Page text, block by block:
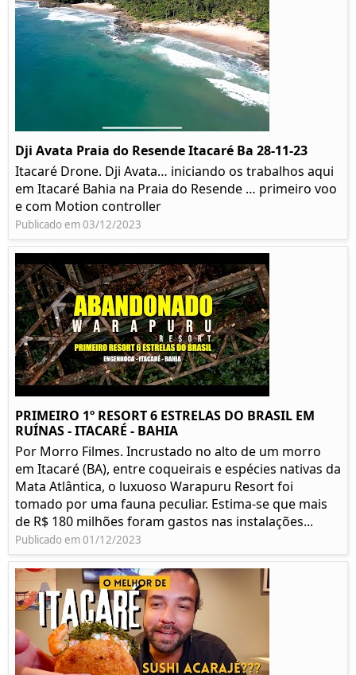
Dji Avata Praia do Resende Itacaré Ba 28-11-23
Itacaré Drone. Dji Avata… iniciando os trabalhos aqui
em Itacaré Bahia na Praia do Resende … primeiro voo
e com Motion controller
Publicado em 03/12/2023
PRIMEIRO 1º RESORT 6 ESTRELAS DO BRASIL EM
RUÍNAS - ITACARÉ - BAHIA
Por Morro Filmes. Incrustado no alto de um morro
em Itacaré (BA), entre coqueirais e espécies nativas da
Mata Atlântica, o luxuoso Warapuru Resort foi
tomado por uma fauna peculiar. Estima-se que mais
de R$ 180 milhões foram gastos nas instalações...
Publicado em 01/12/2023